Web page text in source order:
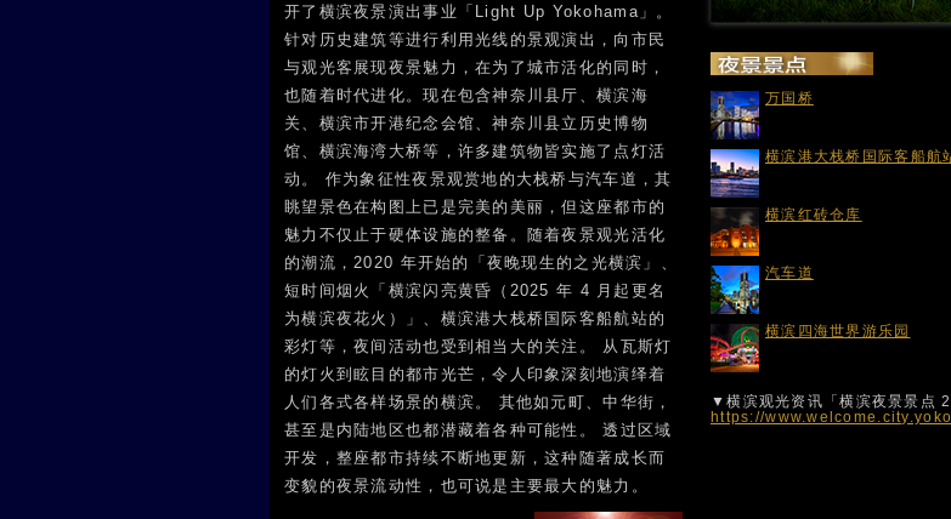
开了横滨夜景演出事业「Light Up Yokohama」。
针对历史建筑等进行利用光线的景观演出，向市民
与观光客展现夜景魅力，在为了城市活化的同时，
也随着时代进化。现在包含神奈川县厅、横滨海
关、横滨市开港纪念会馆、神奈川县立历史博物
馆、横滨海湾大桥等，许多建筑物皆实施了点灯活
动。 作为象征性夜景观赏地的大栈桥与汽车道，其
眺望景色在构图上已是完美的美丽，但这座都市的
魅力不仅止于硬体设施的整备。随着夜景观光活化
的潮流，2020 年开始的「夜晚现生的之光横滨」、
短时间烟火「横滨闪亮黄昏（2025 年 4 月起更名
为横滨夜花火）」、横滨港大栈桥国际客船航站的
彩灯等，夜间活动也受到相当大的关注。 从瓦斯灯
的灯火到眩目的都市光芒，令人印象深刻地演绎着
人们各式各样场景的横滨。 其他如元町、中华街，
甚至是内陆地区也都潜藏着各种可能性。 透过区域
开发，整座都市持续不断地更新，这种随著成长而
变貌的夜景流动性，也可说是主要最大的魅力。
万国桥
横滨港大栈桥国际客船航
横滨红砖仓库
汽车道
横滨四海世界游乐园
▼横滨观光资讯「横滨夜景景点
https://